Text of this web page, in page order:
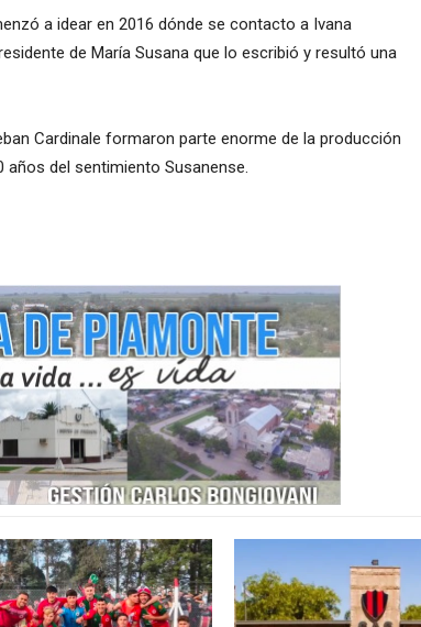
a idear en 2016 dónde se contacto a Ivana
de María Susana que lo escribió y resultó una
Cardinale formaron parte enorme de la producción
años del sentimiento Susanense.